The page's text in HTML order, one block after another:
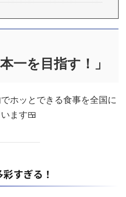
一を目指す！」
ホッとできる食事を全国に
ます🍱
すぎる！